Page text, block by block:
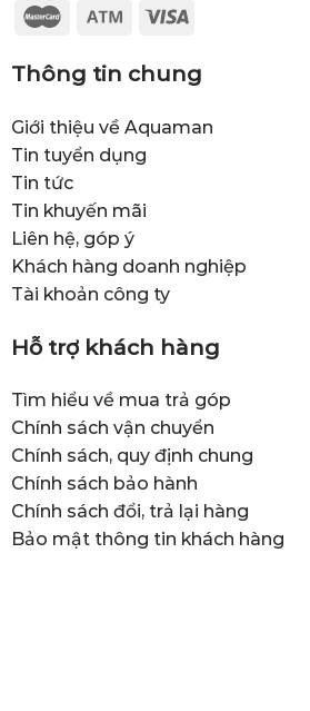
Thông tin chung
Giới thiệu về Aquaman
Tin tuyển dụng
Tin tức
Tin khuyến mãi
Liên hệ, góp ý
Khách hàng doanh nghiệp
Tài khoản công ty
Hỗ trợ khách hàng
Tìm hiểu về mua trả góp
Chính sách vận chuyển
Chính sách, quy định chung
Chính sách bảo hành
Chính sách đổi, trả lại hàng
Bảo mật thông tin khách hàng